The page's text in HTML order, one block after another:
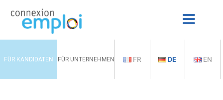
FÜR KANDIDATEN FÜR UNTERNEHMEN FR DE EN